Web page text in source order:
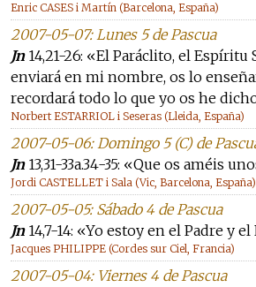
Enric CASES i Martín (Barcelona, España)
2007-05-07: Lunes 5 de Pascua
Jn14,21-26: «El Paráclito, el Espíritu
enviará en mi nombre, os lo
recordará todo lo que yo os he
Norbert ESTARRIOL i Seseras (Lleida, España)
2007-05-06: Domingo 5 (C) de
Jn13,31-33a.34-35: «Que os améis
Jordi CASTELLET i Sala (Vic, Barcelona, España)
2007-05-05: Sábado 4 de Pascua
Jn14,7-14: «Yo estoy en el Padre y
Jacques PHILIPPE (Cordes sur Ciel, Francia)
2007-05-04: Viernes 4 de Pascua